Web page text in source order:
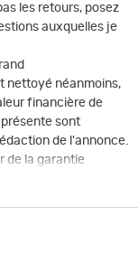
les retours, posez
auxquelles je
nettoyé néanmoins,
financière de
sont
de l'annonce.
de la garantie
le moindre soucis
SIGNATURE